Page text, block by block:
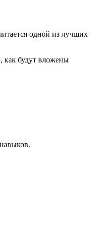
одной из лучших
как будут вложены